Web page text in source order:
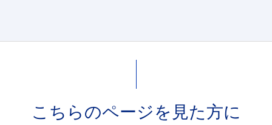
こちらのページを見た方に